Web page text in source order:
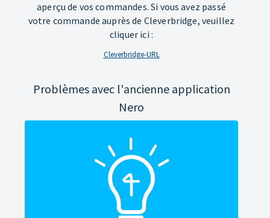
aperçu de vos commandes. Si vous avez passé
votre commande auprès de Cleverbridge, veuillez
cliquer ici :
Cleverbridge-URL
Problèmes avec l'ancienne application
Nero